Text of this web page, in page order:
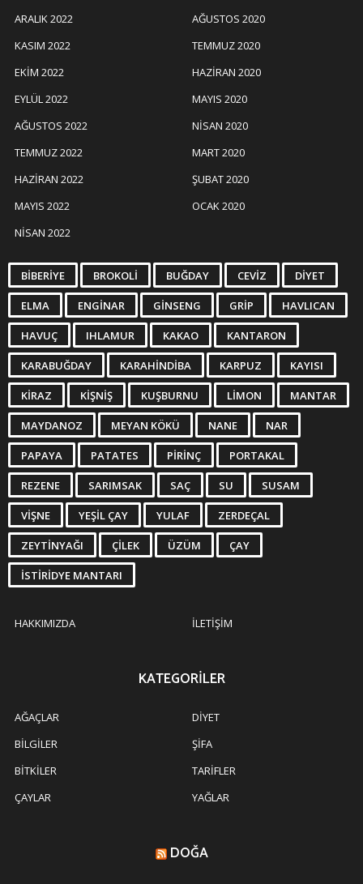
ARALIK 2022
KASIM 2022
EKIM 2022
EYLÜL 2022
AĞUSTOS 2022
TEMMUZ 2022
HAZIRAN 2022
MAYIS 2022
NISAN 2022
AĞUSTOS 2020
TEMMUZ 2020
HAZIRAN 2020
MAYIS 2020
NISAN 2020
MART 2020
ŞUBAT 2020
OCAK 2020
BIBERIYE BROKOLI BUĞDAY CEVIZ DIYET
ELMA ENGINAR GINSENG GRIP HAVLICAN
HAVUÇ IHLAMUR KAKAO KANTARON
KARABUĞDAY KARAHINDIBA KARPUZ KAYISI
KIRAZ KIŞNIŞ KUŞBURNU LIMON MANTAR
MAYDANOZ MEYAN KÖKÜ NANE NAR
PAPAYA PATATES PIRINÇ PORTAKAL
REZENE SARIMSAK SAÇ SU SUSAM
VIŞNE YEŞIL ÇAY YULAF ZERDEÇAL
ZEYTINYAĞI ÇILEK ÜZÜM ÇAY
İSTIRIDYE MANTARI
HAKKIMIZDA İLETIŞIM
KATEGORILER
AĞAÇLAR
BILGILER
BITKILER
ÇAYLAR
DIYET
ŞIFA
TARIFLER
YAĞLAR
DOĞA